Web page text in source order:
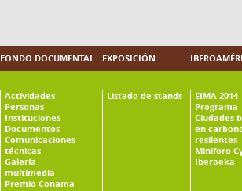
FONDO DOCUMENTAL
Actividades
Personas
Instituciones
Documentos
Comunicaciones
técnicas
Galería
multimedia
Premio Conama
EXPOSICIÓN
Listado de stands
EIMA 2014
Programa
Ciudades
en
resilentes
Miniforo
Iberoeka